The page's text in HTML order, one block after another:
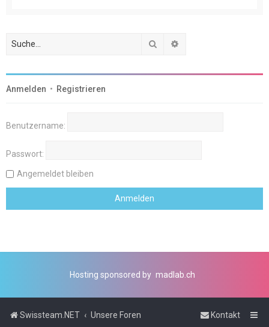
Suche
Anmelden • Registrieren
Benutzername:
Passwort:
Angemeldet bleiben
Hosting sponsored by madlab.ch
Swissteam.NET Unsere Foren Kontakt